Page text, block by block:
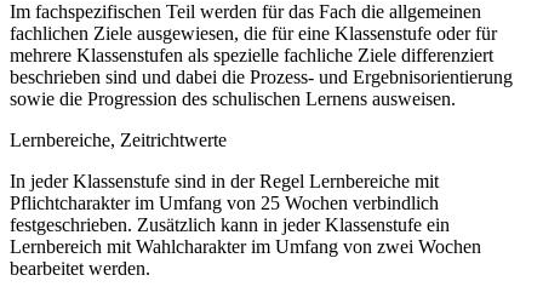
Im fachspezifischen Teil werden für das Fach die allgemeinen
fachlichen Ziele ausgewiesen, die für eine Klassenstufe oder für
mehrere Klassenstufen als spezielle fachliche Ziele differenziert
beschrieben sind und dabei die Prozess- und Ergebnisorientierung
sowie die Progression des schulischen Lernens ausweisen.
Lernbereiche, Zeitrichtwerte
In jeder Klassenstufe sind in der Regel Lernbereiche mit
Pflichtcharakter im Umfang von 25 Wochen verbindlich
festgeschrieben. Zusätzlich kann in jeder Klassenstufe ein
Lernbereich mit Wahlcharakter im Umfang von zwei Wochen
bearbeitet werden.